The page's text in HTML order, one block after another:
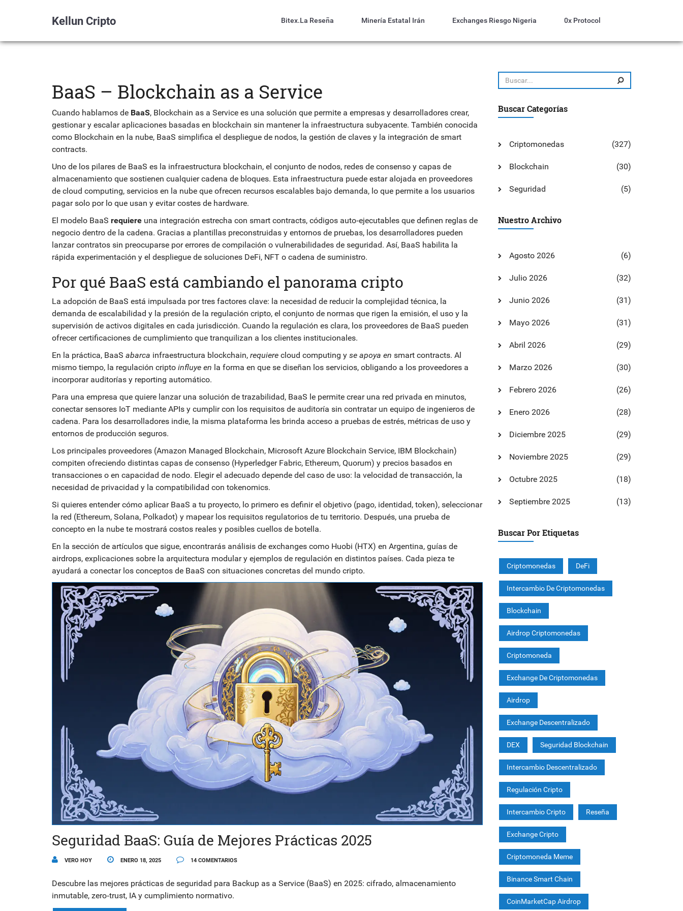
Kellun Cripto Bitex.la Reseña Minería Estatal Irán Exchanges Riesgo Nigeria 0x Protocol
BaaS – Blockchain as a Service
Cuando hablamos de BaaS, Blockchain as a Service es una solución que permite a empresas y desarrolladores crear,
gestionar y escalar aplicaciones basadas en blockchain sin mantener la infraestructura subyacente. También conocida
como Blockchain en la nube, BaaS simplifica el despliegue de nodos, la gestión de claves y la integración de smart
contracts.
Uno de los pilares de BaaS es la infraestructura blockchain, el conjunto de nodos, redes de consenso y capas de
almacenamiento que sostienen cualquier cadena de bloques. Esta infraestructura puede estar alojada en proveedores
de cloud computing, servicios en la nube que ofrecen recursos escalables bajo demanda, lo que permite a los usuarios
pagar solo por lo que usan y evitar costes de hardware.
El modelo BaaS requiere una integración estrecha con smart contracts, códigos auto‑ejecutables que definen reglas de
negocio dentro de la cadena. Gracias a plantillas preconstruidas y entornos de pruebas, los desarrolladores pueden
lanzar contratos sin preocuparse por errores de compilación o vulnerabilidades de seguridad. Así, BaaS habilita la
rápida experimentación y el despliegue de soluciones DeFi, NFT o cadena de suministro.
Por qué BaaS está cambiando el panorama cripto
La adopción de BaaS está impulsada por tres factores clave: la necesidad de reducir la complejidad técnica, la
demanda de escalabilidad y la presión de la regulación cripto, el conjunto de normas que rigen la emisión, el uso y la
supervisión de activos digitales en cada jurisdicción. Cuando la regulación es clara, los proveedores de BaaS pueden
ofrecer certificaciones de cumplimiento que tranquilizan a los clientes institucionales.
En la práctica, BaaS abarca infraestructura blockchain, requiere cloud computing y se apoya en smart contracts. Al
mismo tiempo, la regulación cripto influye en la forma en que se diseñan los servicios, obligando a los proveedores a
incorporar auditorías y reporting automático.
Para una empresa que quiere lanzar una solución de trazabilidad, BaaS le permite crear una red privada en minutos,
conectar sensores IoT mediante APIs y cumplir con los requisitos de auditoría sin contratar un equipo de ingenieros de
cadena. Para los desarrolladores indie, la misma plataforma les brinda acceso a pruebas de estrés, métricas de uso y
entornos de producción seguros.
Los principales proveedores (Amazon Managed Blockchain, Microsoft Azure Blockchain Service, IBM Blockchain)
compiten ofreciendo distintas capas de consenso (Hyperledger Fabric, Ethereum, Quorum) y precios basados en
transacciones o en capacidad de nodo. Elegir el adecuado depende del caso de uso: la velocidad de transacción, la
necesidad de privacidad y la compatibilidad con tokenomics.
Si quieres entender cómo aplicar BaaS a tu proyecto, lo primero es definir el objetivo (pago, identidad, token), seleccionar
la red (Ethereum, Solana, Polkadot) y mapear los requisitos regulatorios de tu territorio. Después, una prueba de
concepto en la nube te mostrará costos reales y posibles cuellos de botella.
En la sección de artículos que sigue, encontrarás análisis de exchanges como Huobi (HTX) en Argentina, guías de
airdrops, explicaciones sobre la arquitectura modular y ejemplos de regulación en distintos países. Cada pieza te
ayudará a conectar los conceptos de BaaS con situaciones concretas del mundo cripto.
Seguridad BaaS: Guía de Mejores Prácticas 2025
VERO HOY ENERO 18, 2025 14 COMENTARIOS
Descubre las mejores prácticas de seguridad para Backup as a Service (BaaS) en 2025: cifrado, almacenamiento
inmutable, zero‑trust, IA y cumplimiento normativo.
Buscar Categorías
Criptomonedas (327)
Blockchain (30)
Seguridad (5)
Nuestro Archivo
Agosto 2026 (6)
Julio 2026 (32)
Junio 2026 (31)
Mayo 2026 (31)
Abril 2026 (29)
Marzo 2026 (30)
Febrero 2026 (26)
Enero 2026 (28)
Diciembre 2025 (29)
Noviembre 2025 (29)
Octubre 2025 (18)
Septiembre 2025 (13)
Buscar Por Etiquetas
Criptomonedas DeFi
Intercambio De Criptomonedas
Blockchain
Airdrop Criptomonedas
Criptomoneda
Exchange De Criptomonedas
Airdrop
Exchange Descentralizado
DEX Seguridad Blockchain
Intercambio Descentralizado
Regulación Cripto
Intercambio Cripto Reseña
Exchange Cripto
Criptomoneda Meme
Binance Smart Chain
CoinMarketCap Airdrop